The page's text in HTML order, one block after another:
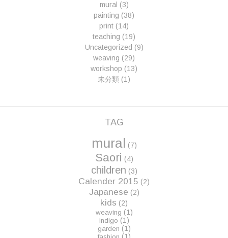
mural (3)
painting (38)
print (14)
teaching (19)
Uncategorized (9)
weaving (29)
workshop (13)
未分類 (1)
TAG
mural (7)
Saori (4)
children (3)
Calender 2015 (2)
Japanese (2)
kids (2)
weaving (1)
indigo (1)
garden (1)